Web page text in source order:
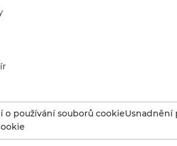
o používání souborů cookieUsnadnění